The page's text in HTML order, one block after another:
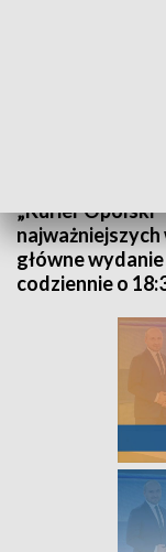
„Kurier
główne
codziennie o